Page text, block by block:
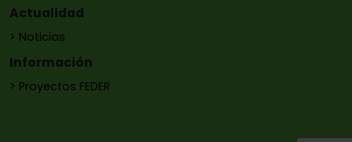
Actualidad
> Noticias
Información
> Proyectos FEDER